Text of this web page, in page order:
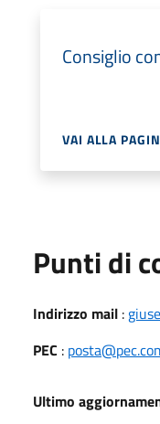
Consiglio
VAI ALLA
Punti di
Indirizzo mail :
PEC :
Ultimo